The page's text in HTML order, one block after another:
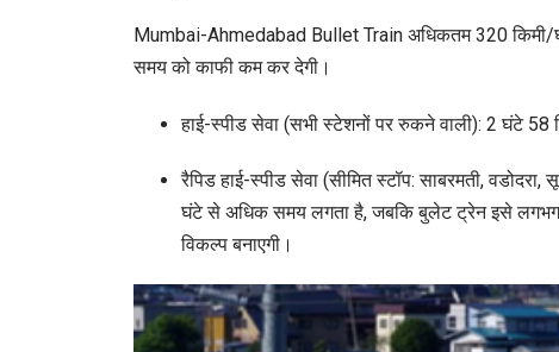
Mumbai-Ahmedabad Bullet Train अधिकतम 320 किमी/
समय को काफी कम कर देगी।
हाई-स्पीड सेवा (सभी स्टेशनों पर रुकने वाली): 2 घंटे 58
रैपिड हाई-स्पीड सेवा (सीमित स्टॉप: साबरमती,
घंटे से अधिक समय लगता है, जबकि बुलेट ट्रेन इसे लगभग
विकल्प बनाएगी।